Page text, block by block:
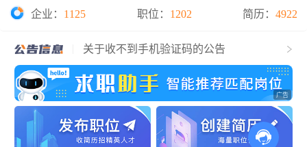
企业： 1125 职位： 1202 简历： 4922
关于收不到手机验证码的公告
电梯人才招聘网简介